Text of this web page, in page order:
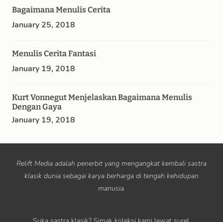
Bagaimana Menulis Cerita
January 25, 2018
Menulis Cerita Fantasi
January 19, 2018
Kurt Vonnegut Menjelaskan Bagaimana Menulis
Dengan Gaya
January 19, 2018
Relift Media adalah penerbit yang mengangkat kembali sastra
klasik dunia sebagai karya berharga di tengah kehidupan
manusia.